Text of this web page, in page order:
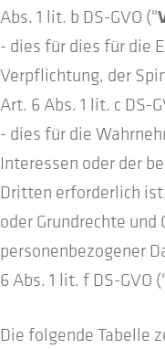
Abs. 1 lit. b DS-GVO ("
- dies für dies für die
Verpflichtung, der
Art. 6 Abs. 1 lit. c DS-
- dies für die
Interessen oder der
Dritten erforderlich
oder Grundrechte
personenbezogener
6 Abs. 1 lit. f DS-GVO
Die folgende Tabelle